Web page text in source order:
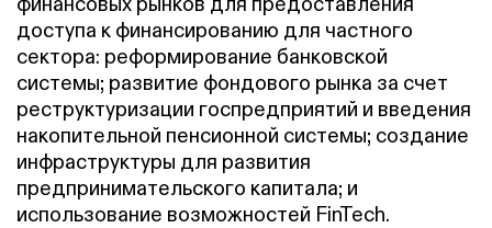
доступа к финансированию для частного
сектора: реформирование банковской
системы; развитие фондового рынка за счет
реструктуризации госпредприятий и введения
накопительной пенсионной системы; создание
инфраструктуры для развития
предпринимательского капитала; и
использование возможностей FinTech.